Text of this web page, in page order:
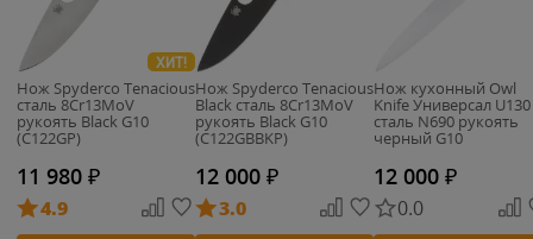
ХИТ!
Нож Spyderco Tenacious
сталь 8Cr13MoV
рукоять Black G10
(C122GP)
11 980 ₽
4.9
Нож Spyderco Tenacious
Black сталь 8Cr13MoV
рукоять Black G10
(C122GBBKP)
12 000 ₽
3.0
Нож кухонный Owl
Knife Универсал U130
сталь N690 рукоять
черный G10
12 000 ₽
0.0